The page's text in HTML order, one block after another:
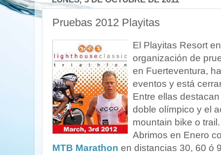
Pruebas 2012 Playitas
El Playitas Resort
organización de
en Fuerteventura,
eventos y está
Entre ellas
doble olímpico y el
mountain bike o trail.
Abrimos en Enero
MTB Marathon en distancias 30, 60 ó